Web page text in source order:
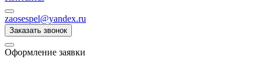
zaosespel@yandex.ru
Заказать звонок
Оформление заявки